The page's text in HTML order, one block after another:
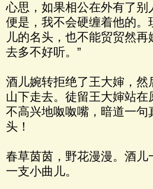
心思，如果相公在外有了别
便是，我不会硬缠着他的。
儿的名头，也不能贸贸然再
去多不好听。”
酒儿婉转拒绝了王大婶，然
山下走去。徒留王大婶站在
不高兴地呶呶嘴，暗道一句
头！
春草茵茵，野花漫漫。酒儿
一支小曲儿。